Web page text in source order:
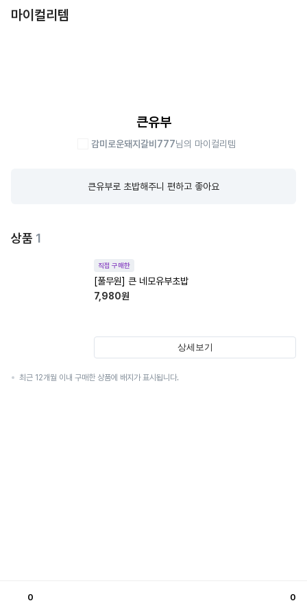
마이컬리템
큰유부
감미로운돼지갈비777님의 마이컬리템
큰유부로 초밥해주니 편하고 좋아요
상품 1
직접 구매한
[풀무원] 큰 네모유부초밥
7,980원
상세보기
최근 12개월 이내 구매한 상품에 배지가 표시됩니다.
0 0